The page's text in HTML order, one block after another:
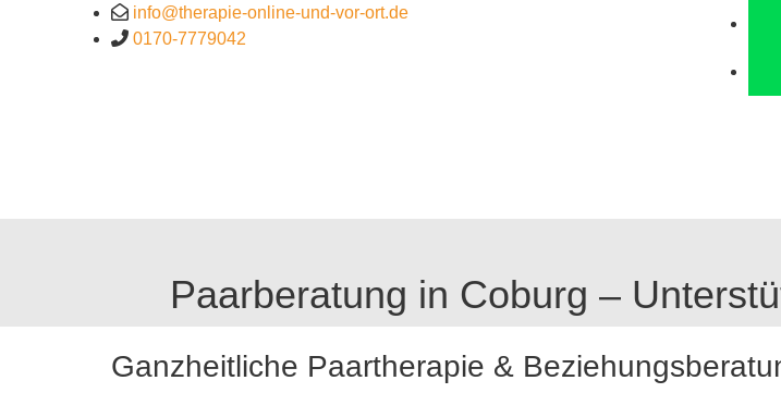
info@therapie-online-und-vor-ort.de
0170-7779042
Paarberatung in Coburg –
Ganzheitliche Paartherapie &